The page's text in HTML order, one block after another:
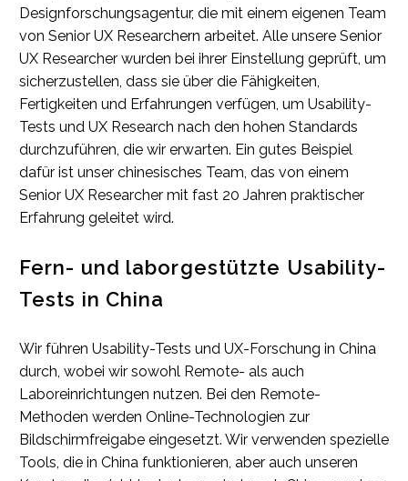
Designforschungsagentur, die mit einem eigenen Team
von Senior UX Researchern arbeitet. Alle unsere Senior
UX Researcher wurden bei ihrer Einstellung geprüft, um
sicherzustellen, dass sie über die Fähigkeiten,
Fertigkeiten und Erfahrungen verfügen, um Usability-
Tests und UX Research nach den hohen Standards
durchzuführen, die wir erwarten. Ein gutes Beispiel
dafür ist unser chinesisches Team, das von einem
Senior UX Researcher mit fast 20 Jahren praktischer
Erfahrung geleitet wird.
Fern- und laborgestützte Usability-
Tests in China
Wir führen Usability-Tests und UX-Forschung in China
durch, wobei wir sowohl Remote- als auch
Laboreinrichtungen nutzen. Bei den Remote-
Methoden werden Online-Technologien zur
Bildschirmfreigabe eingesetzt. Wir verwenden spezielle
Tools, die in China funktionieren, aber auch unseren